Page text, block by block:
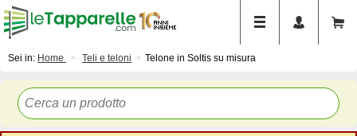
Sei in: Home Teli e teloni Telone in Soltis su misura